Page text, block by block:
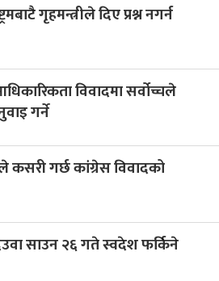
गृहमन्त्रीले दिए प्रश्न नगर्न
विवादमा सर्वोच्चले
गर्ने
कसरी गर्छ कांग्रेस विवादको
साउन २६ गते स्वदेश फर्किने